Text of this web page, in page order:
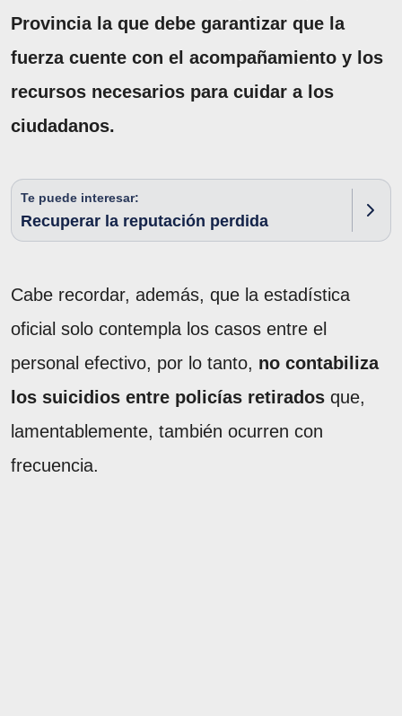
Provincia la que debe garantizar que la
fuerza cuente con el acompañamiento y los
recursos necesarios para cuidar a los
ciudadanos.
Te puede interesar:
Recuperar la reputación perdida
Cabe recordar, además, que la estadística
oficial solo contempla los casos entre el
personal efectivo, por lo tanto, no contabiliza
los suicidios entre policías retirados que,
lamentablemente, también ocurren con
frecuencia.